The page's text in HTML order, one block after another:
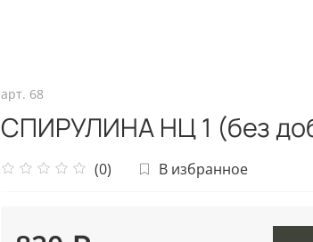
арт. 68
СПИРУЛИНА НЦ 1 (без
(0) В избранное